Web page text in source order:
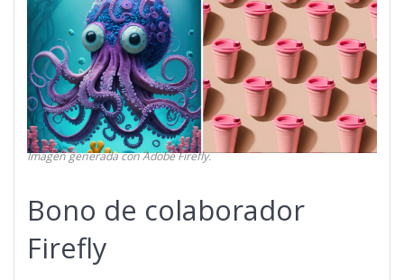
Imagen generada con Adobe Firefly.
Bono de colaborador
Firefly